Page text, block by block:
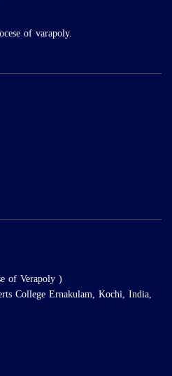
of varapoly.
of Verapoly )
College Ernakulam, Kochi, India,